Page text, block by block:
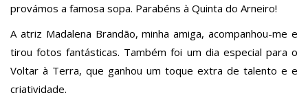
provámos a famosa sopa. Parabéns à Quinta do Arneiro!
A atriz Madalena Brandão, minha amiga, acompanhou-me e
tirou fotos fantásticas. Também foi um dia especial para o
Voltar à Terra, que ganhou um toque extra de talento e e
criatividade.